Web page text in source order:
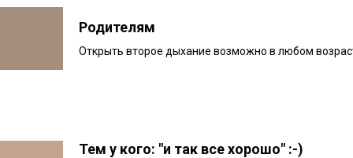
Родителям
Открыть второе дыхание возможно в любом
Тем у кого: "и так все хорошо" :-)